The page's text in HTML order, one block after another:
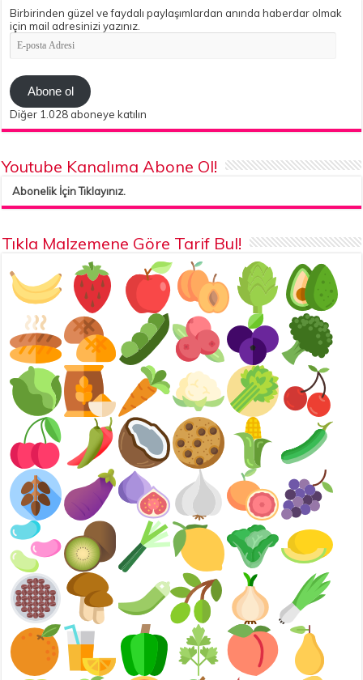
Birbirinden güzel ve faydalı paylaşımlardan anında haberdar olmak
için mail adresinizi yazınız.
E-
posta
Abone ol
Diğer 1.028 aboneye katılın
Youtube Kanalıma Abone Ol!
Abonelik İçin Tıklayınız.
Tıkla Malzemene Göre Tarif Bul!